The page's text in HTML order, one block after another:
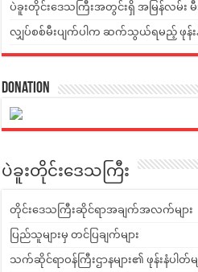
ပဲခူးတိုင်းဒေသကြီးအတွင်းရှိ အမြန်လမ်း မီ
လျှပ်စစ်မီးပျက်ပါက ဆက်သွယ်ရမည့် ဖုန်းနံ
Donation
ပဲခူးတိုင်းဒေသကြီး
တိုင်းဒေသကြီးဆိုင်ရာအချက်အလက်များ
ပြည်သူများမှ တင်ပြချက်များ
သက်ဆိုင်ရာဝန်ကြီးဌာနများ၏ ဖုန်းနံပါတ်မျ